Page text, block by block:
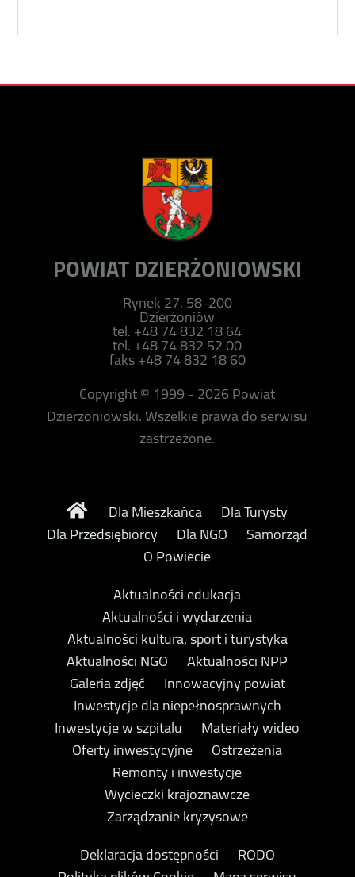
POWIAT DZIERŻONIOWSKI
Rynek 27, 58-200
Dzierżoniów
tel. +48 74 832 18 64
tel. +48 74 832 52 00
faks +48 74 832 18 60
Copyright © 1999 - 2026 Powiat
Dzierżoniowski. Wszelkie prawa do serwisu
zastrzeżone.
Dla Mieszkańca
Dla Turysty
Dla Przedsiębiorcy
Dla NGO
Samorząd
O Powiecie
Aktualności edukacja
Aktualności i wydarzenia
Aktualności kultura, sport i turystyka
Aktualności NGO
Aktualności NPP
Galeria zdjęć
Innowacyjny powiat
Inwestycje dla niepełnosprawnych
Inwestycje w szpitalu
Materiały wideo
Oferty inwestycyjne
Ostrzeżenia
Remonty i inwestycje
Wycieczki krajoznawcze
Zarządzanie kryzysowe
Deklaracja dostępności
RODO